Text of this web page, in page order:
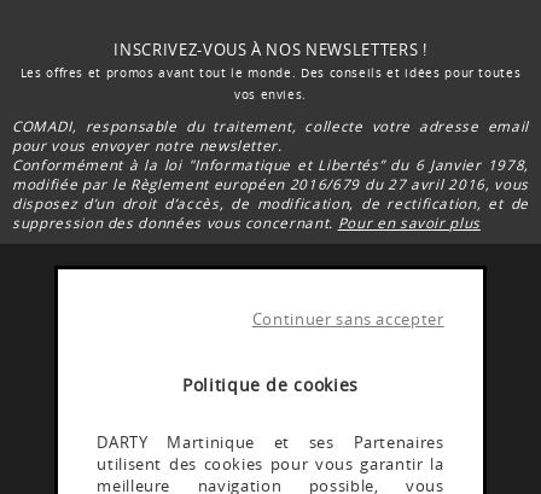
Politique de cookies
Continuer sans accepter
DARTY Martinique et ses Partenaires
utilisent des cookies pour vous garantir la
meilleure navigation possible, vous
INSCRIVEZ-VOUS À NOS NEWSLETTERS !
Les offres et promos avant tout le monde. Des conseils et idées pour toutes
vos envies.
COMADI, responsable du traitement, collecte votre adresse email
pour vous envoyer notre newsletter.
Conformément à la loi "Informatique et Libertés” du 6 Janvier 1978,
modifiée par le Règlement européen 2016/679 du 27 avril 2016, vous
disposez d’un droit d’accès, de modification, de rectification, et de
suppression des données vous concernant. Pour en savoir plus
FACEBOOK DARTY
Rejoignez la communauté Darty Martinique
INSTAGRAM DARTY
Découvrez les coulisses @Dartymartinique